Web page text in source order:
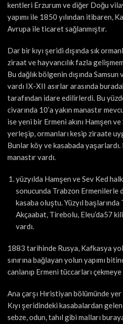
kentleri Erzurum ve diğer Doğu
yapımı ile 1850 yılından itibaren,
Avrupa ile ticaret sağlanmıştır.
Dar bir kıyı şeridi dışında sık
ziraat ve hayvancılık fazla
Bu dağlık bölgenin dışında
vardı IX-XII asırlar arasında
tarafından idare edilirlerdi. Bu
civarında 10’a yakın manastır
ise yeni bir Ermeni akını Hamşen
yerleşip, ormanları kesip ziraate
Bunlar köy ve kasabada
manastır vardı.
yüzyılda Hamşen ve Sev Ked
sonucunda Trabzon Ermenilerle
kasaba oluştu. Yüzyıl
Akçaabat, Tirebolu, Eleu’da57
vardı.
1883 tarihinde Rusya, Kafkasya
sınırına bağlayan yolun yapımı
canlanıp Ermeni tüccarları çekmeye
Ana çarşı Hıristiyan bölümünde yer
Kıyı şeridindeki kasabalardan
sebze, odun, tahıl gibi malları